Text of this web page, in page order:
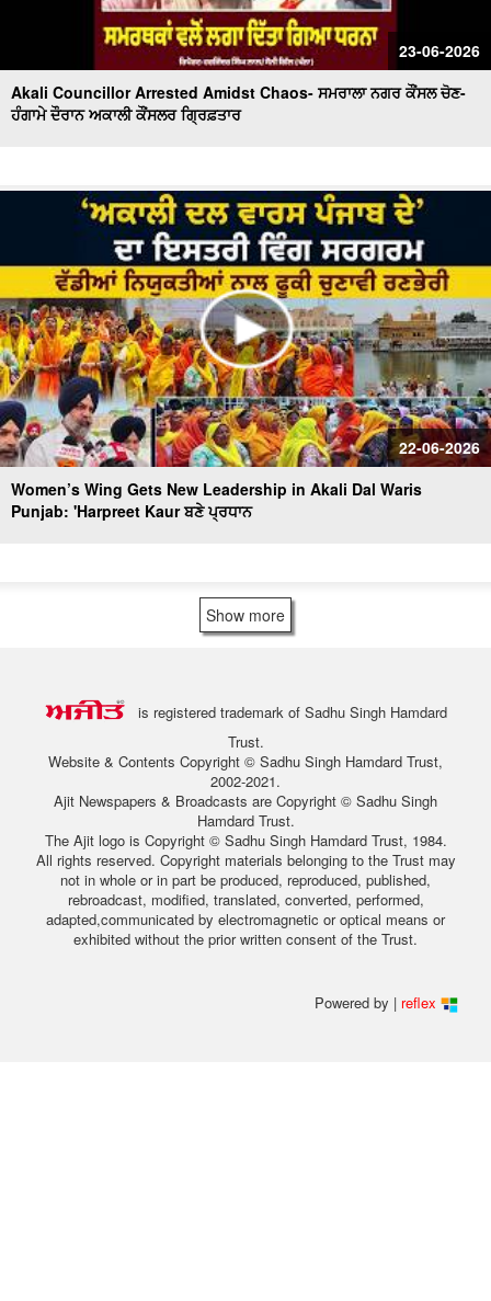
23-06-2026
Akali Councillor Arrested Amidst Chaos- ਸਮਰਾਲਾ ਨਗਰ ਕੌਂਸਲ ਚੋਣ-
ਹੰਗਾਮੇ ਦੌਰਾਨ ਅਕਾਲੀ ਕੌਂਸਲਰ ਗ੍ਰਿਫ਼ਤਾਰ
22-06-2026
Women’s Wing Gets New Leadership in Akali Dal Waris
Punjab: 'Harpreet Kaur ਬਣੇ ਪ੍ਰਧਾਨ
Show more
is registered trademark of Sadhu Singh Hamdard
Trust.
Website & Contents Copyright © Sadhu Singh Hamdard Trust,
2002-2021.
Ajit Newspapers & Broadcasts are Copyright © Sadhu Singh
Hamdard Trust.
The Ajit logo is Copyright © Sadhu Singh Hamdard Trust, 1984.
All rights reserved. Copyright materials belonging to the Trust may
not in whole or in part be produced, reproduced, published,
rebroadcast, modified, translated, converted, performed,
adapted,communicated by electromagnetic or optical means or
exhibited without the prior written consent of the Trust.
Powered by | reflex